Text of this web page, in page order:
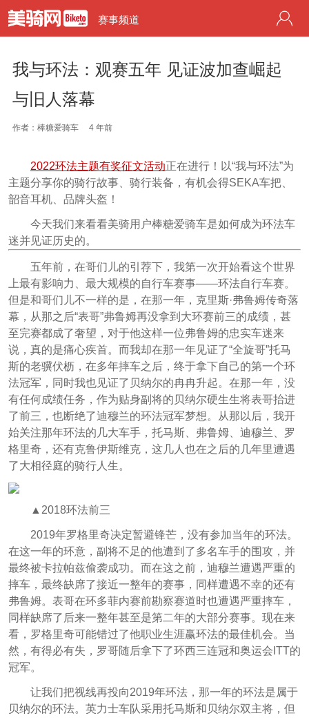
赛事频道
我与环法：观赛五年 见证波加查崛起
与旧人落幕
作者：棒糖爱骑车 4 年前
2022环法主题有奖征文活动正在进行！以“我与环法”为
主题分享你的骑行故事、骑行装备，有机会得SEKA车把、
韶音耳机、品牌头盔！
今天我们来看看美骑用户棒糖爱骑车是如何成为环法车
迷并见证历史的。
五年前，在哥们儿的引荐下，我第一次开始看这个世界
上最有影响力、最大规模的自行车赛事——环法自行车赛。
但是和哥们儿不一样的是，在那一年，克里斯·弗鲁姆传奇落
幕，从那之后“表哥”弗鲁姆再没拿到大环赛前三的成绩，甚
至完赛都成了奢望，对于他这样一位弗鲁姆的忠实车迷来
说，真的是痛心疾首。而我却在那一年见证了“全旋哥”托马
斯的老骥伏枥，在多年摔车之后，终于拿下自己的第一个环
法冠军，同时我也见证了贝纳尔的冉冉升起。在那一年，没
有任何成绩任务，作为贴身副将的贝纳尔硬生生将表哥抬进
了前三，也断绝了迪穆兰的环法冠军梦想。从那以后，我开
始关注那年环法的几大车手，托马斯、弗鲁姆、迪穆兰、罗
格里奇，还有克鲁伊斯维克，这几人也在之后的几年里遭遇
了大相径庭的骑行人生。
▲2018环法前三
2019年罗格里奇决定暂避锋芒，没有参加当年的环法。
在这一年的环意，副将不足的他遭到了多名车手的围攻，并
最终被卡拉帕兹偷袭成功。而在这之前，迪穆兰遭遇严重的
摔车，最终缺席了接近一整年的赛事，同样遭遇不幸的还有
弗鲁姆。表哥在环多菲内赛前勘察赛道时也遭遇严重摔车，
同样缺席了后来一整年甚至是第二年的大部分赛事。现在来
看，罗格里奇可能错过了他职业生涯赢环法的最佳机会。当
然，有得必有失，罗哥随后拿下了环西三连冠和奥运会ITT的
冠军。
让我们把视线再投向2019年环法，那一年的环法是属于
贝纳尔的环法。英力士车队采用托马斯和贝纳尔双主将，但